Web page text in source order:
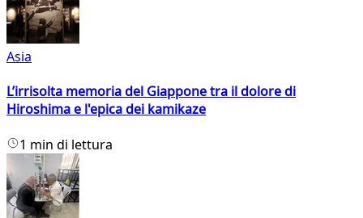
Asia
L’irrisolta memoria del Giappone tra il dolore di
Hiroshima e l'epica dei kamikaze
1 min di lettura